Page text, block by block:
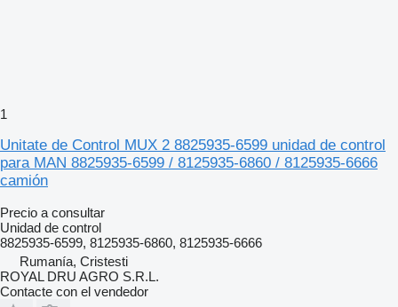
1
Unitate de Control MUX 2 8825935-6599 unidad de control
para MAN 8825935-6599 / 8125935-6860 / 8125935-6666
camión
Precio a consultar
Unidad de control
8825935-6599, 8125935-6860, 8125935-6666
Rumanía, Cristesti
ROYAL DRU AGRO S.R.L.
Contacte con el vendedor